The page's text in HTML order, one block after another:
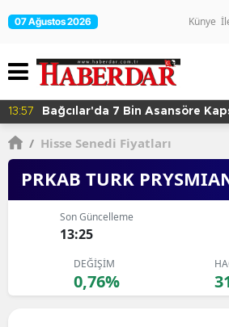
07 Ağustos 2026 Künye
13:57 Bağcılar'da 7 Bin Asansöre
/ Hisse Senedi Fiyatları
PRKAB TURK
Son Güncelleme
13:25
DEĞİŞİM
0,76%